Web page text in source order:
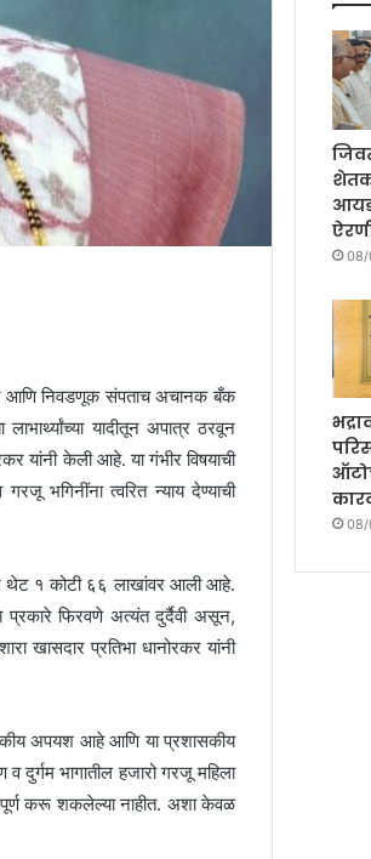
आणि निवडणूक संपताच अचानक बँक
यादीतून अपात्र ठरवून
यांनी केली आहे. या गंभीर विषयाची
भगिनींना त्वरित न्याय देण्याची
थेट १ कोटी ६६ लाखांवर आली आहे.
प्रकारे फिरवणे अत्यंत दुर्दैवी असून,
खासदार प्रतिभा धानोरकर यांनी
अपयश आहे आणि या प्रशासकीय
दुर्गम भागातील हजारो गरजू महिला
पूर्ण करू शकलेल्या नाहीत. अशा केवळ
08/
08/